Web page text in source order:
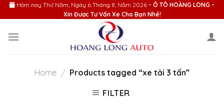
Skip
to
Hôm nay Thứ Năm, Ngày 6 Tháng 8, Năm 2026 - Ô TÔ HOÀNG LONG -
Xin Được Tư Vấn Xe Cho Bạn Nhé!
Home / Products tagged “xe tải 3 tấn”
FILTER